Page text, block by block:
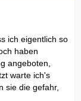
ich eigentlich so
haben
angeboten,
warte ich's
sie die gefahr,